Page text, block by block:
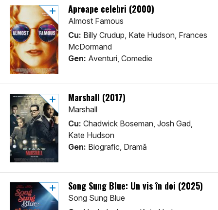
Aproape celebri (2000)
Almost Famous
Cu: Billy Crudup, Kate Hudson, Frances
McDormand
Gen: Aventuri, Comedie
Marshall (2017)
Marshall
Cu: Chadwick Boseman, Josh Gad,
Kate Hudson
Gen: Biografic, Dramă
Song Sung Blue: Un vis în doi (2025)
Song Sung Blue